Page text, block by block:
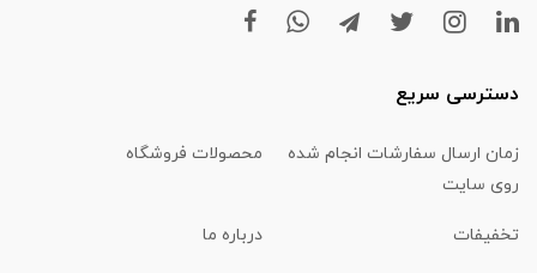
دسترسی سریع
زمان ارسال سفارشات انجام شده
روی سایت
محصولات فروشگاه
تخفیفات درباره ما